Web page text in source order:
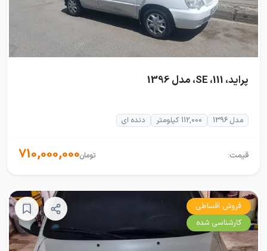
پراید، 111، SE، مدل 1396
مدل 1396 112,000 کیلومتر دنده ای
قیمت: 710,000,000تومان
فروش اقساطی
کارشناسی شده